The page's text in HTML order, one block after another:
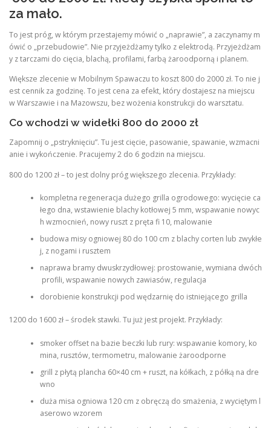
za mało.
To jest próg, w którym przestajemy mówić o „naprawie”, a zaczynamy m
ówić o „przebudowie”. Nie przyjeżdżamy tylko z elektrodą. Przyjeżdżam
y z tarczami do cięcia, blachą, profilami, farbą żaroodporną i planem.
Większe zlecenie w Mobilnym Spawaczu to koszt 800 do 2000 zł. To nie j
est cennik za godzinę. To jest cena za efekt, który dostajesz na miejscu
w Warszawie i na Mazowszu, bez wożenia konstrukcji do warsztatu.
Co wchodzi w widełki 800 do 2000 zł
Zapomnij o „pstryknięciu”. Tu jest cięcie, pasowanie, spawanie, wzmacni
anie i wykończenie. Pracujemy 2 do 6 godzin na miejscu.
800 do 1200 zł – to jest dolny próg większego zlecenia. Przykłady:
kompletna regeneracja dużego grilla ogrodowego: wycięcie ca
łego dna, wstawienie blachy kotłowej 5 mm, wspawanie nowyc
h wzmocnień, nowy ruszt z pręta fi 10, malowanie
budowa misy ogniowej 80 do 100 cm z blachy corten lub zwykłe
j, z nogami i rusztem
naprawa bramy dwuskrzydłowej: prostowanie, wymiana dwóch
profili, wspawanie nowych zawiasów, regulacja
dorobienie konstrukcji pod wędzarnię do istniejącego grilla
1200 do 1600 zł – środek stawki. Tu już jest projekt. Przykłady:
smoker offset na bazie beczki lub rury: wspawanie komory, ko
mina, rusztów, termometru, malowanie żaroodporne
grill z płytą plancha 60×40 cm + ruszt, na kółkach, z półką na dre
wno
duża misa ogniowa 120 cm z obręczą do smażenia, z wyciętym l
aserowo wzorem